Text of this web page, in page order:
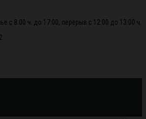
с 8:00 ч. до 17:00, перерыв с 12:00 до 13:00 ч.